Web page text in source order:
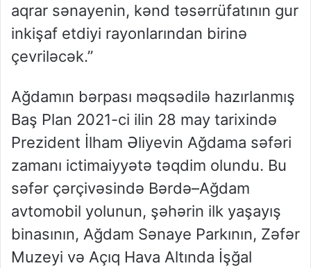
aqrar sənayenin, kənd təsərrüfatının gur
inkişaf etdiyi rayonlarından birinə
çevriləcək.”
Ağdamın bərpası məqsədilə hazırlanmış
Baş Plan 2021-ci ilin 28 may tarixində
Prezident İlham Əliyevin Ağdama səfəri
zamanı ictimaiyyətə təqdim olundu. Bu
səfər çərçivəsində Bərdə–Ağdam
avtomobil yolunun, şəhərin ilk yaşayış
binasının, Ağdam Sənaye Parkının, Zəfər
Muzeyi və Açıq Hava Altında İşğal